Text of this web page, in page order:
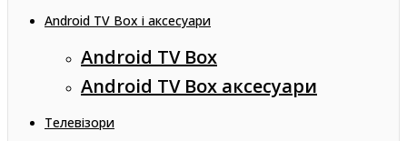
Android TV Box і аксесуари
Android TV Box
Android TV Box аксесуари
Телевізори